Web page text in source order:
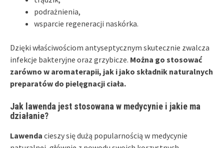
podrażnienia,
wsparcie regeneracji naskórka.
Dzięki właściwościom antyseptycznym skutecznie zwalcza
infekcje bakteryjne oraz grzybicze. Można go stosować
zarówno w aromaterapii, jak i jako składnik naturalnych
preparatów do pielęgnacji ciała.
Jak lawenda jest stosowana w medycynie i jakie ma
działanie?
Lawenda cieszy się dużą popularnością w medycynie